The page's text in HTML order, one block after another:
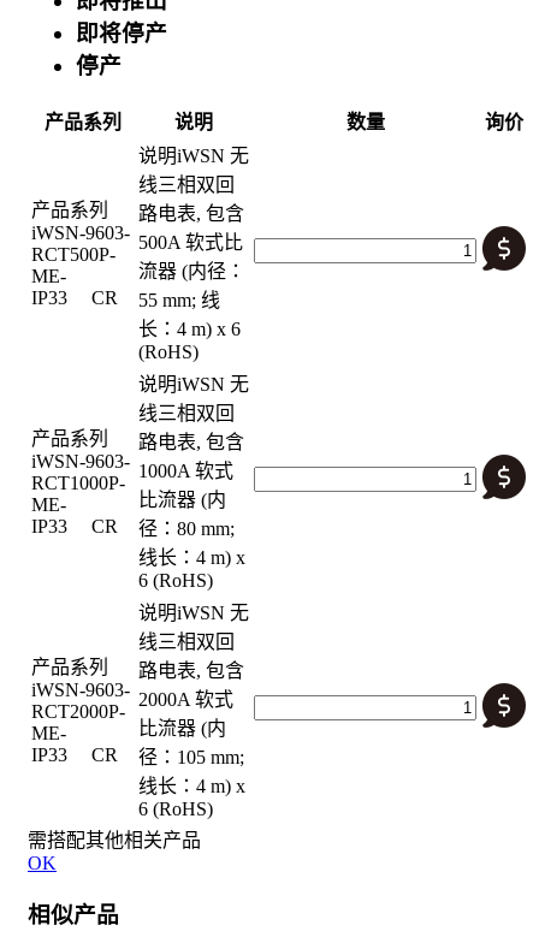
即将停产
停产
产品系列 说明 数量 询价
产品系列
iWSN-9603-
RCT500P-
ME-
IP33 CR
说明iWSN 无
线三相双回
路电表, 包含
500A 软式比
流器 (内径：
55 mm; 线
长：4 m) x 6
(RoHS)
产品系列
iWSN-9603-
RCT1000P-
ME-
IP33 CR
说明iWSN 无
线三相双回
路电表, 包含
1000A 软式
比流器 (内
径：80 mm;
线长：4 m) x
6 (RoHS)
产品系列
iWSN-9603-
RCT2000P-
ME-
IP33 CR
说明iWSN 无
线三相双回
路电表, 包含
2000A 软式
比流器 (内
径：105 mm;
线长：4 m) x
6 (RoHS)
需搭配其他相关产品
OK
相似产品